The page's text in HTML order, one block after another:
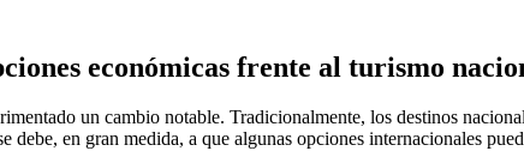
económicas frente al turismo
en gran medida, a que algunas opciones internacionales